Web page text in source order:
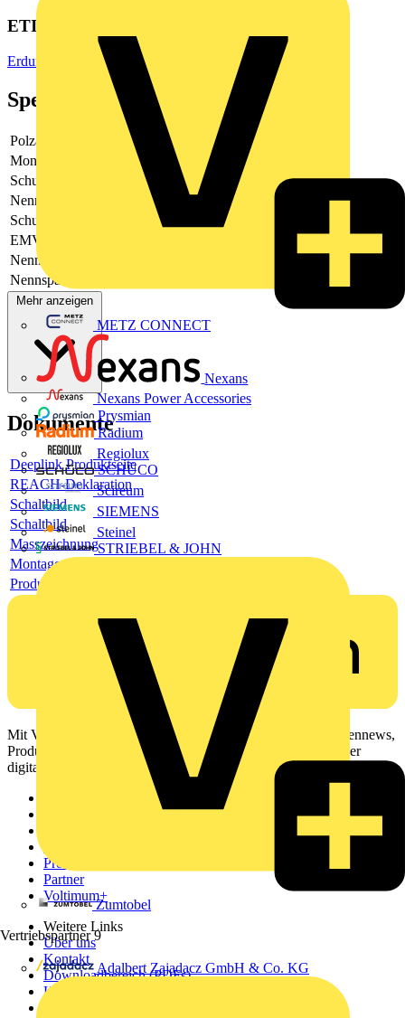
METZ CONNECT
Nexans
Nexans Power Accessories
Prysmian
Radium
Regiolux
SCHÜCO
Scireum
SIEMENS
Steinel
STRIEBEL & JOHN
Zumtobel
Vertriebspartner 9
Adalbert Zajadacz GmbH & Co. KG
ETIM Group
Erdung, Blitz- und Überspannungsschutz
Spezifikationen
Polzahl
2
Montageart
Kanaleinbau
Schutzpegel
Nennlaststrom
Schutzart (IP)
EMV-Ausführung
Nennspannung AC
Nennspannung DC
Mehr anzeigen
Dokumente
Deeplink Produktseite
REACH-Deklaration
Schaltbild
Schaltbild
Masszeichnung
Montageanleitung
Produktdatenblatt
Mit Voltimum erhalten Elektrofachkräfte Zugang zu Branchennews,
Produktinformationen, Schulungen und Tools – alles auf einer
digitalen Plattform und Community.
Produktsuche
Partner
Voltimum+
Weitere Links
Über uns
Kontakt
Downloadbereich (PDFs)
Häufig gestellte Fragen